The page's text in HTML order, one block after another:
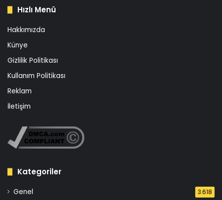
Hızlı Menü
Hakkımızda
Künye
Gizlilik Politikası
Kullanım Politikası
Reklam
İletişim
Kategoriler
Genel 3.618